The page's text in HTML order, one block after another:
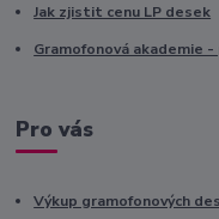
Jak zjistit cenu LP desek
Gramofonová akademie
Pro vás
Výkup gramofonových